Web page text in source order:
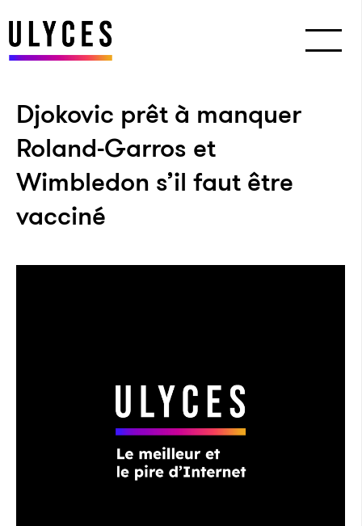
Djokovic prêt à manquer
Roland-Garros et
Wimbledon s’il faut être
vacciné